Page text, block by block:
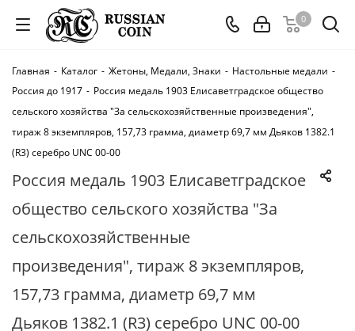
0
Главная - Каталог - Жетоны, Медали, Знаки - Настольные медали -
Россия до 1917 - Россия медаль 1903 Елисаветградское общество
сельского хозяйства "За сельскохозяйственные произведения",
тираж 8 экземпляров, 157,73 грамма, диаметр 69,7 мм Дьяков 1382.1
(R3) серебро UNC 00-00
Россия медаль 1903 Елисаветградское
общество сельского хозяйства "За
сельскохозяйственные
произведения", тираж 8 экземпляров,
157,73 грамма, диаметр 69,7 мм
Дьяков 1382.1 (R3) серебро UNC 00-00